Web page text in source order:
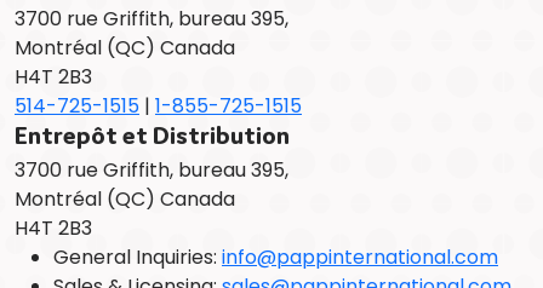
3700 rue Griffith, bureau 395,
Montréal (QC) Canada
H4T 2B3
514-725-1515 | 1-855-725-1515
Entrepôt et Distribution
3700 rue Griffith, bureau 395,
Montréal (QC) Canada
H4T 2B3
General Inquiries: info@pappinternational.com